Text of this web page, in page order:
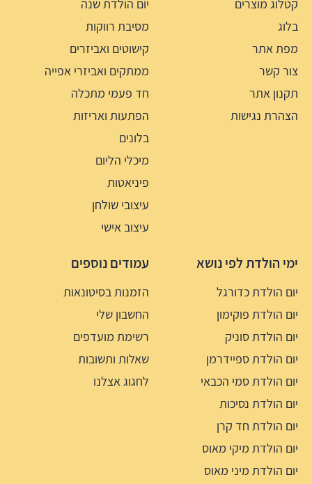
קטלוג מוצרים
בלוג
מפת אתר
צור קשר
תקנון אתר
הצהרת נגישות
יום הולדת שנה
מסיבת רווקות
קישוטים ואביזרים
ממתקים ואביזרי אפייה
חד פעמי מתכלה
הפתעות ואריזות
בלונים
מיכלי הליום
פיניאטות
עיצובי שולחן
עיצוב אישי
ימי הולדת לפי נושא
יום הולדת כדורגל
יום הולדת פוקימון
יום הולדת סוניק
יום הולדת ספיידרמן
יום הולדת סמי הכבאי
יום הולדת נסיכות
יום הולדת חד קרן
יום הולדת מיקי מאוס
יום הולדת מיני מאוס
עמודים נוספים
הזמנות בסיטונאות
החשבון שלי
רשימת מועדפים
שאלות ותשובות
לחגוג אצלנו